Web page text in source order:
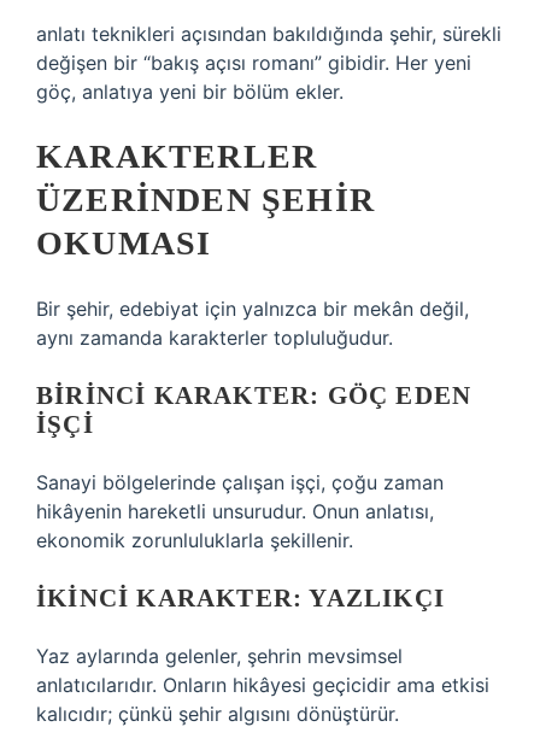
anlatı teknikleri açısından bakıldığında şehir, sürekli
değişen bir “bakış açısı romanı” gibidir. Her yeni
göç, anlatıya yeni bir bölüm ekler.
KARAKTERLER
ÜZERINDEN ŞEHIR
OKUMASI
Bir şehir, edebiyat için yalnızca bir mekân değil,
aynı zamanda karakterler topluluğudur.
BIRINCI KARAKTER: GÖÇ EDEN
İŞÇI
Sanayi bölgelerinde çalışan işçi, çoğu zaman
hikâyenin hareketli unsurudur. Onun anlatısı,
ekonomik zorunluluklarla şekillenir.
İKINCI KARAKTER: YAZLIKÇI
Yaz aylarında gelenler, şehrin mevsimsel
anlatıcılarıdır. Onların hikâyesi geçicidir ama etkisi
kalıcıdır; çünkü şehir algısını dönüştürür.